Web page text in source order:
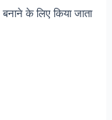
के लिए किया जाता